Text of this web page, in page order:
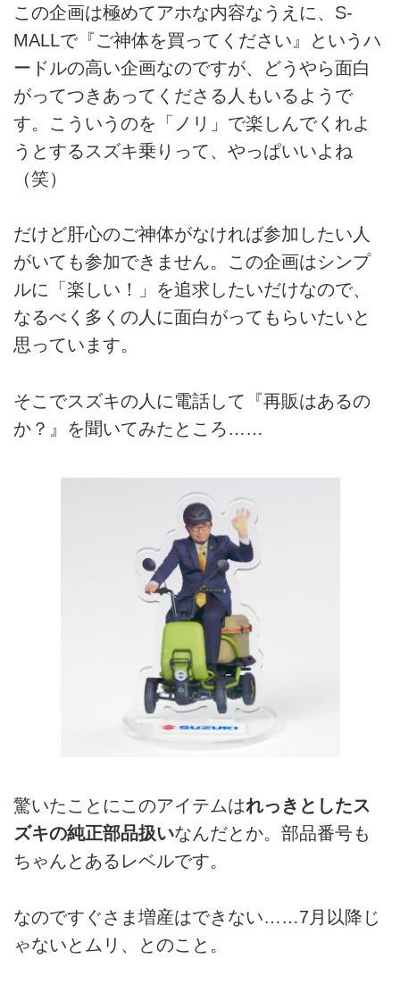
この企画は極めてアホな内容なうえに、S-
MALLで『ご神体を買ってください』というハ
ードルの高い企画なのですが、どうやら面白
がってつきあってくださる人もいるようで
す。こういうのを「ノリ」で楽しんでくれよ
うとするスズキ乗りって、やっぱいいよね
（笑）
だけど肝心のご神体がなければ参加したい人
がいても参加できません。この企画はシンプ
ルに「楽しい！」を追求したいだけなので、
なるべく多くの人に面白がってもらいたいと
思っています。
そこでスズキの人に電話して『再販はあるの
か？』を聞いてみたところ……
驚いたことにこのアイテムはれっきとしたス
ズキの純正部品扱いなんだとか。部品番号も
ちゃんとあるレベルです。
なのですぐさま増産はできない……7月以降じ
ゃないとムリ、とのこと。